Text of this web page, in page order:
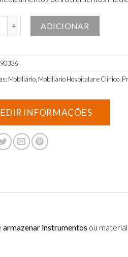
ADICIONAR
Mobiliário Mobiliário Hospitalar e Clinico
armazenar instrumentos ou